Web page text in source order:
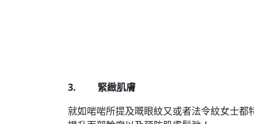
3. 緊緻肌膚
就如啱啱所提及嘅眼紋又或者法令紋女士